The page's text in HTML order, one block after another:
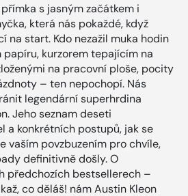
s jasným začátkem i
která nás pokaždé, když
na start. Kdo nezažil muka hodin
kurzorem tepajícím na
na pracovní ploše, pocity
– ten nepochopí. Nás
legendární superhrdina
Jeho seznam deseti
a konkrétních postupů, jak se
vaším povzbuzením pro chvíle,
definitivně došly. O
předchozích bestsellerech –
co děláš! nám Austin Kleon